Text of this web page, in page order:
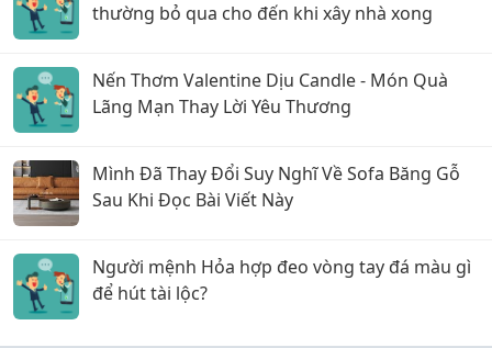
thường bỏ qua cho đến khi xây nhà xong
Nến Thơm Valentine Dịu Candle - Món Quà
Lãng Mạn Thay Lời Yêu Thương
Mình Đã Thay Đổi Suy Nghĩ Về Sofa Băng Gỗ
Sau Khi Đọc Bài Viết Này
Người mệnh Hỏa hợp đeo vòng tay đá màu gì
để hút tài lộc?